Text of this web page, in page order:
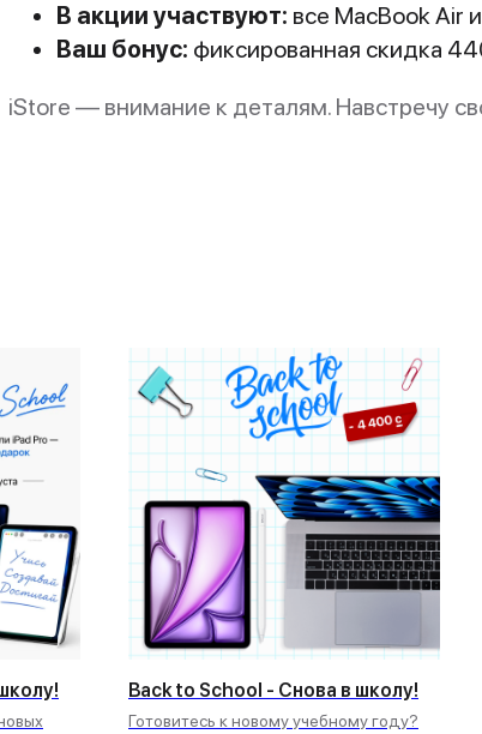
В акции участвуют: все MacBook Air
Ваш бонус: фиксированная скидка
iStore — внимание к деталям. Навстречу
Back to School - Снова в школу!
Готовитесь к новому учебному году?